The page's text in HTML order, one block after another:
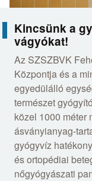
Kincsünk a
vágyókat!
Az SZSZBVK
Központja és a
egyedülálló
természet
közel 1000 méter
ásványianyag-
gyógyvíz
és ortopédiai
nőgyógyászati